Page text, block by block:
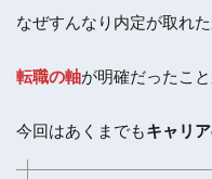
なぜすんなり内定が取れた
転職の軸が明確だったこと
今回はあくまでもキャリ